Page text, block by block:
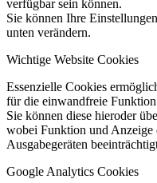
verfügbar sein können.
Sie können Ihre
unten verändern.
Wichtige Website Cookies
Essenzielle Cookies
für die einwandfreie
Sie können diese hieroder
wobei Funktion und Anzeige
Ausgabegeräten
Google Analytics Cookies